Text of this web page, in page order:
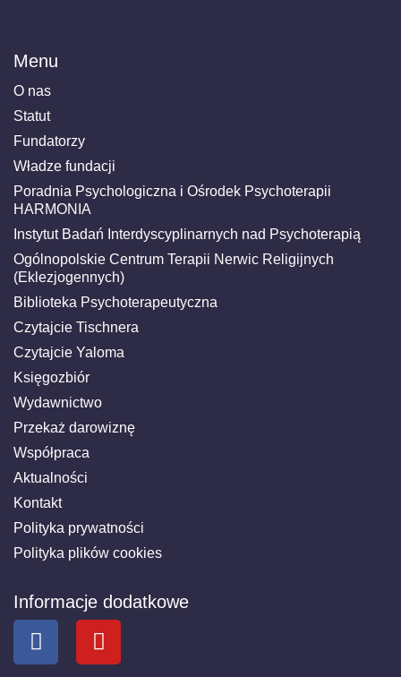
Menu
O nas
Statut
Fundatorzy
Władze fundacji
Poradnia Psychologiczna i Ośrodek Psychoterapii
HARMONIA
Instytut Badań Interdyscyplinarnych nad Psychoterapią
Ogólnopolskie Centrum Terapii Nerwic Religijnych
(Eklezjogennych)
Biblioteka Psychoterapeutyczna
Czytajcie Tischnera
Czytajcie Yaloma
Księgozbiór
Wydawnictwo
Przekaż darowiznę
Współpraca
Aktualności
Kontakt
Polityka prywatności
Polityka plików cookies
Informacje dodatkowe